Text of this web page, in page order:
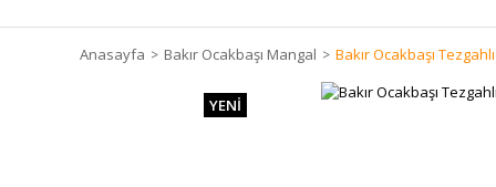
Anasayfa Bakır Ocakbaşı Mangal Bakır Ocakbaşı
YENİ